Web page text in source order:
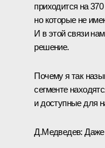
приходится на
но которые не
И в этой связи
решение.
Почему я так
сегменте
и доступные для
Д.Медведев: Даже